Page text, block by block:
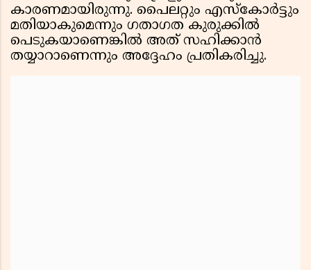
കാരണമായിരുന്നു. പൈലറ്റും എസ്കോർട്ടും
മതിയാകുമെന്നും ഗതാഗത കുരുക്കിൽ
പെടുകയാണെങ്കിൽ അത് സഹിക്കാൻ
തയ്യാറാണെന്നും അദ്ദേഹം പ്രതികരിച്ചു.